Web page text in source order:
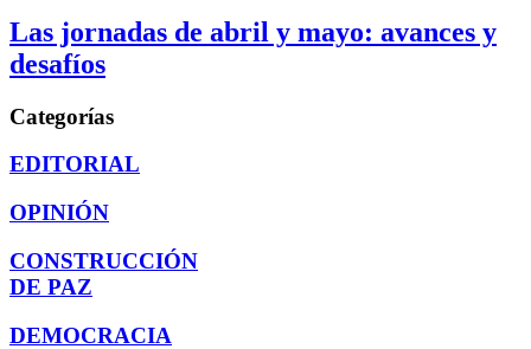
Las jornadas de abril y mayo: avances y
desafíos
Categorías
EDITORIAL
OPINIÓN
CONSTRUCCIÓN
DE PAZ
DEMOCRACIA